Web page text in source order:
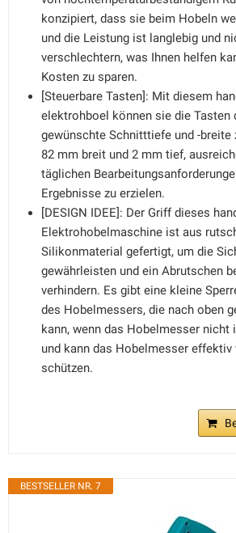
konzipiert, dass sie beim Hobeln
und die Leistung ist langlebig und
verschlechtern, was Ihnen helfen
Kosten zu sparen.
[Steuerbare Tasten]: Mit diesem
elektrohboel können sie die Tasten
gewünschte Schnitttiefe und -breite
82 mm breit und 2 mm tief,
täglichen
Ergebnisse zu erzielen.
[DESIGN IDEE]: Der Griff dieses
Elektrohobelmaschine ist aus
Silikonmaterial gefertigt, um die
gewährleisten und ein Abrutschen
verhindern. Es gibt eine kleine
des Hobelmessers, die nach oben
kann, wenn das Hobelmesser nicht
und kann das Hobelmesser
schützen.
BESTSELLER NR. 7